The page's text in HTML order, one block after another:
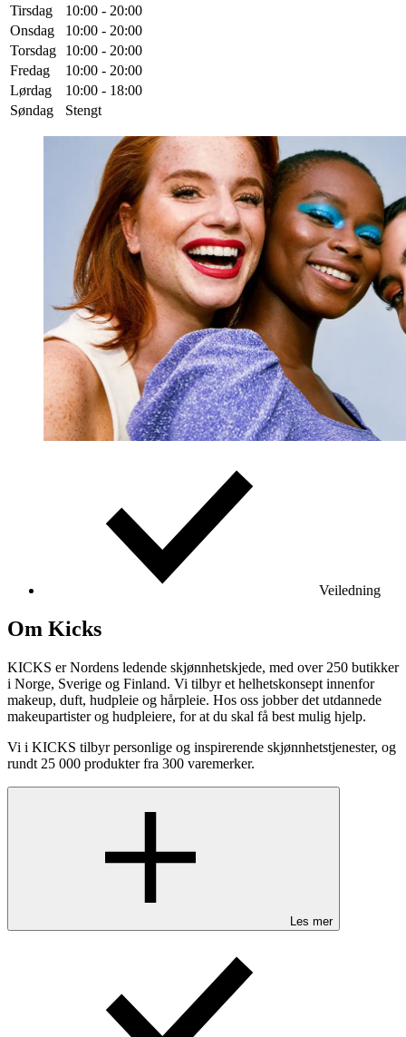
Tirsdag
10:00 - 20:00
Onsdag
10:00 - 20:00
Torsdag
10:00 - 20:00
Fredag
10:00 - 20:00
Lørdag
10:00 - 18:00
Søndag
Stengt
Veiledning
Om Kicks
KICKS er Nordens ledende skjønnhetskjede, med over 250 butikker
i Norge, Sverige og Finland. Vi tilbyr et helhetskonsept innenfor
makeup, duft, hudpleie og hårpleie. Hos oss jobber det utdannede
makeupartister og hudpleiere, for at du skal få best mulig hjelp.
Vi i KICKS tilbyr personlige og inspirerende skjønnhetstjenester, og
rundt 25 000 produkter fra 300 varemerker.
Les mer